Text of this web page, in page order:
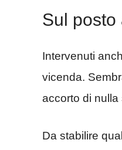
Sul posto
Intervenuti
vicenda.
accorto di nulla
Da stabilire